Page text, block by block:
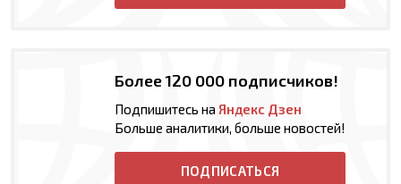
Более 120 000 подписчиков!
Подпишитесь на Яндекс Дзен
Больше аналитики, больше новостей!
ПОДПИСАТЬСЯ